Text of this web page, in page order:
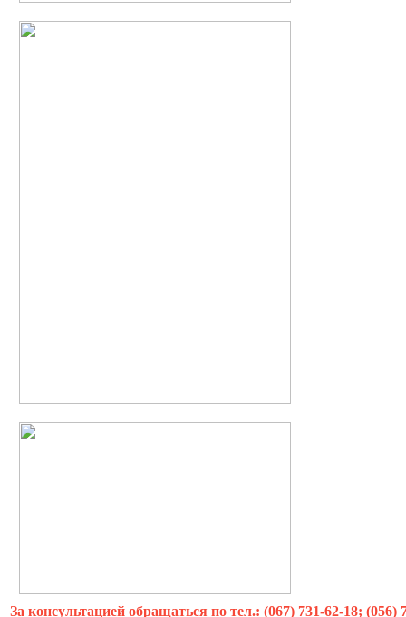
За консультацией обращаться по тел.: (067) 731-62-18; (056)